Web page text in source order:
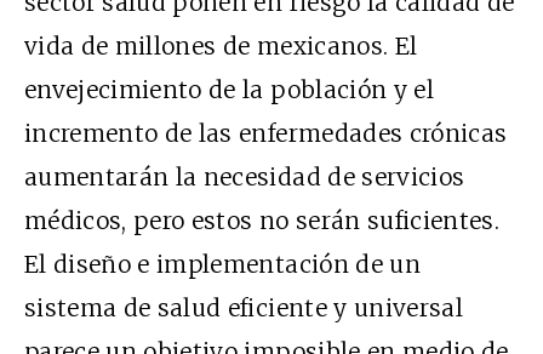
vida de millones de mexicanos. El
envejecimiento de la población y el
incremento de las enfermedades crónicas
aumentarán la necesidad de servicios
médicos, pero estos no serán suficientes.
El diseño e implementación de un
sistema de salud eficiente y universal